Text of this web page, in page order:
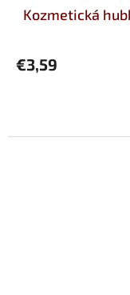
Kozmetická
€3,59